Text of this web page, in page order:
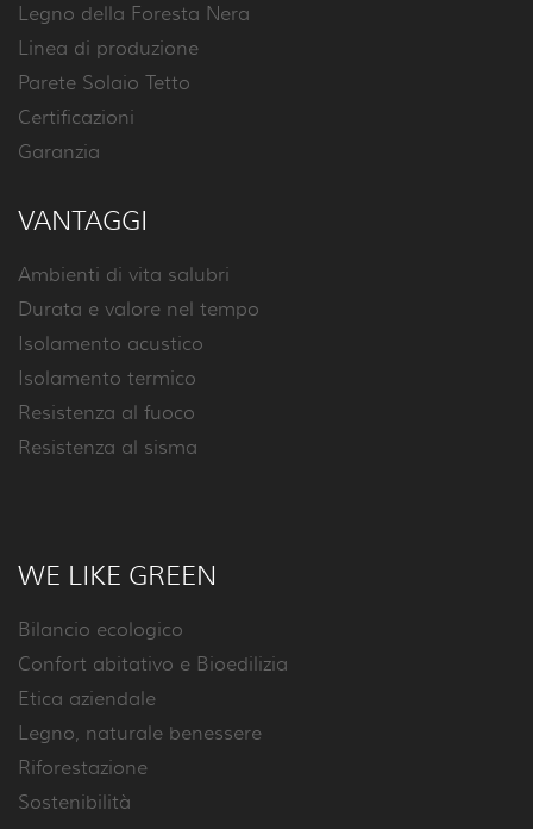
Legno della Foresta Nera
Linea di produzione
Parete Solaio Tetto
Certificazioni
Garanzia
VANTAGGI
Ambienti di vita salubri
Durata e valore nel tempo
Isolamento acustico
Isolamento termico
Resistenza al fuoco
Resistenza al sisma
WE LIKE GREEN
Bilancio ecologico
Confort abitativo e Bioedilizia
Etica aziendale
Legno, naturale benessere
Riforestazione
Sostenibilità